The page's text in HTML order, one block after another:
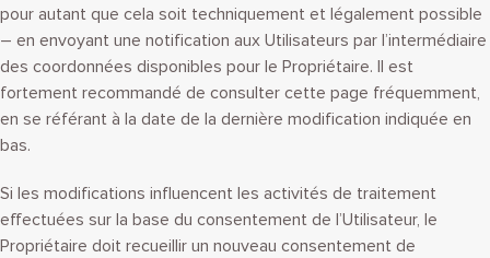
pour autant que cela soit techniquement et légalement possible
– en envoyant une notification aux Utilisateurs par l’intermédiaire
des coordonnées disponibles pour le Propriétaire. Il est
fortement recommandé de consulter cette page fréquemment,
en se référant à la date de la dernière modification indiquée en
bas.
Si les modifications influencent les activités de traitement
effectuées sur la base du consentement de l’Utilisateur, le
Propriétaire doit recueillir un nouveau consentement de